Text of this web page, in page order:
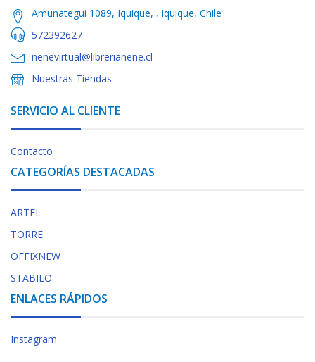
Amunategui 1089, Iquique, , iquique, Chile
572392627
nenevirtual@librerianene.cl
Nuestras Tiendas
SERVICIO AL CLIENTE
Contacto
CATEGORÍAS DESTACADAS
ARTEL
TORRE
OFFIXNEW
STABILO
ENLACES RÁPIDOS
Instagram